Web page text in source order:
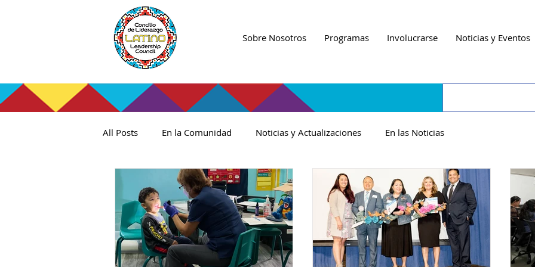
Sobre Nosotros Programas Involucrarse Noticias y Eventos
All Posts En la Comunidad Noticias y Actualizaciones En las Noticias